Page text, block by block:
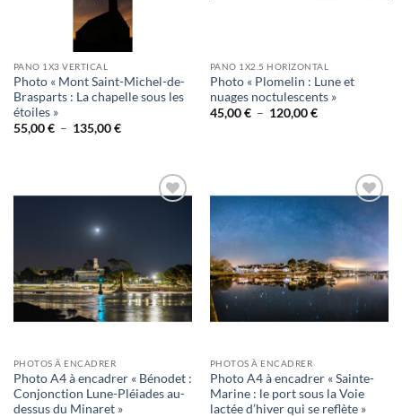
PANO 1X3 VERTICAL
Photo « Mont Saint-Michel-de-
Brasparts : La chapelle sous les
étoiles »
55,00€ – 135,00€Plage
135,00 €
PANO 1X2.5 HORIZONTAL
Photo « Plomelin : Lune et
nuages noctulescents »
45,00€ – 120,00€Plage
PHOTOS À ENCADRER
Photo A4 à encadrer « Bénodet :
Conjonction Lune-Pléiades au-
dessus du Minaret »
à la
PHOTOS À ENCADRER
Photo A4 à encadrer « Sainte-
Marine : le port sous la Voie
lactée d’hiver qui se reflète »